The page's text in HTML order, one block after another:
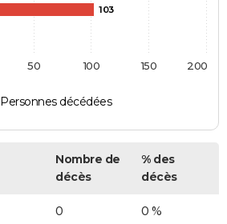
103
Personnes décédées
50 100 150 200
Nombre de
décès
% des
décès
0 0 %